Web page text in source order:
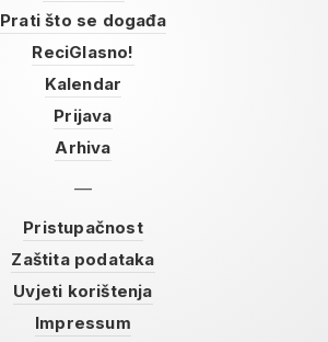
Prati što se događa
ReciGlasno!
Kalendar
Prijava
Arhiva
Pristupačnost
Zaštita podataka
Uvjeti korištenja
Impressum